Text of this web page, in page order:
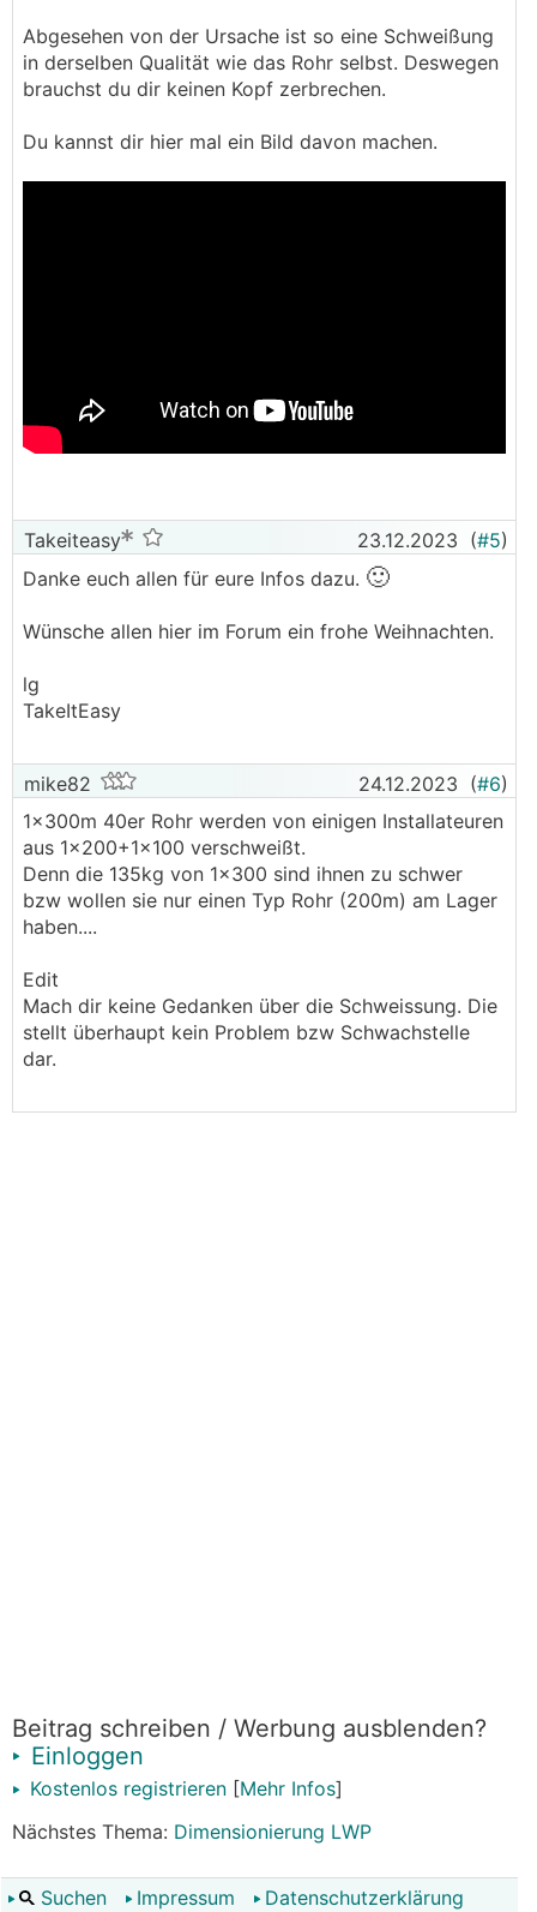
Abgesehen von der Ursache ist so eine Schweißung
in derselben Qualität wie das Rohr selbst. Deswegen
brauchst du dir keinen Kopf zerbrechen.
Du kannst dir hier mal ein Bild davon machen.
Takeiteasy 23.12.2023 (#5)
Danke euch allen für eure Infos dazu. 🙂
Wünsche allen hier im Forum ein frohe Weihnachten.
lg
TakeItEasy
mike82 24.12.2023 (#6)
1x300m 40er Rohr werden von einigen Installateuren
aus 1x200+1×100 verschweißt.
Denn die 135kg von 1x300 sind ihnen zu schwer
bzw wollen sie nur einen Typ Rohr (200m) am Lager
haben....
Edit
Mach dir keine Gedanken über die Schweissung. Die
stellt überhaupt kein Problem bzw Schwachstelle
dar.
Beitrag schreiben / Werbung ausblenden?
Einloggen
Kostenlos registrieren [Mehr Infos]
Nächstes Thema: Dimensionierung LWP
Suchen Impressum Datenschutzerklärung